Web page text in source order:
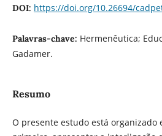
DOI: https://doi.org/10.26694/
Palavras-chave: Hermenêutica;
Gadamer.
Resumo
O presente estudo está organizado